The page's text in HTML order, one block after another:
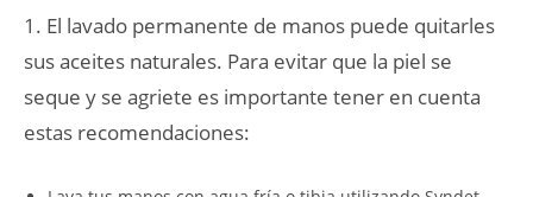
1. El lavado permanente de manos puede quitarles
sus aceites naturales. Para evitar que la piel se
seque y se agriete es importante tener en cuenta
estas recomendaciones: